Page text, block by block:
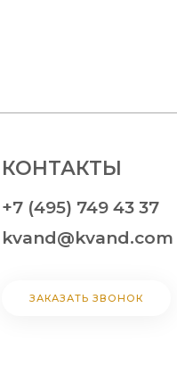
КОНТАКТЫ
+7 (495) 749 43 37
kvand@kvand.com
ЗАКАЗАТЬ ЗВОНОК